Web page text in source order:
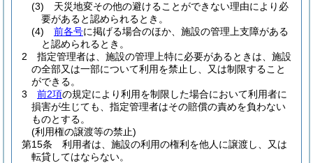
(3)
天災地変その他の避けることができない理由により必
要があると認められるとき。
(4)
前各号に掲げる場合のほか、施設の管理上支障がある
と認められるとき。
2
指定管理者は、施設の管理上特に必要があるときは、施設
の全部又は一部について利用を禁止し、又は制限すること
ができる。
3
前2項の規定により利用を制限した場合において利用者に
損害が生じても、指定管理者はその賠償の責めを負わない
ものとする。
(利用権の譲渡等の禁止)
第15条
利用者は、施設の利用の権利を他人に譲渡し、又は
転貸してはならない。